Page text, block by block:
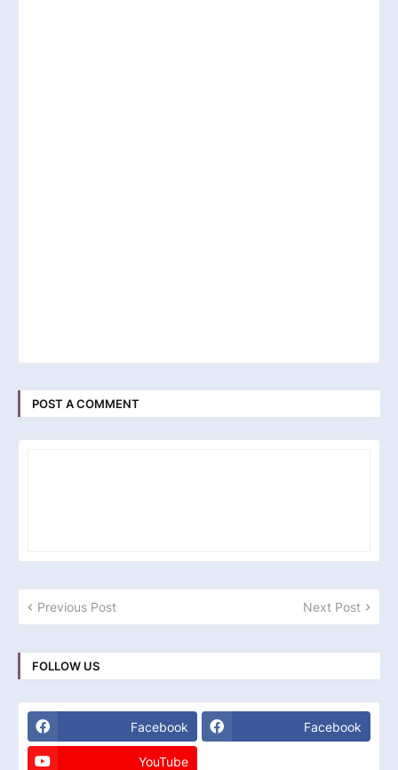
POST A COMMENT
Previous Post Next Post
FOLLOW US
Facebook Facebook
YouTube